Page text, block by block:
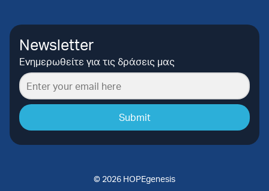
Newsletter
Ενημερωθείτε για τις δράσεις μας
Submit
© 2026 HOPEgenesis